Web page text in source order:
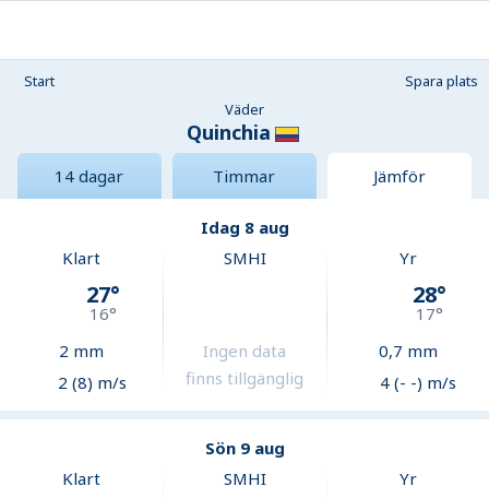
Start
Spara plats
Väder
Quinchia
14 dagar Timmar Jämför
Idag 8 aug
Klart
27°
16°
2 mm
2 (8) m/s
SMHI
Ingen data
finns tillgänglig
Yr
28°
17°
0,7 mm
4 (- -) m/s
Sön 9 aug
Klart
SMHI Yr